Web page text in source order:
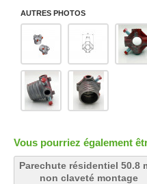
AUTRES PHOTOS
Vous pourriez également
Parechute résidentiel 50.8
non claveté montage